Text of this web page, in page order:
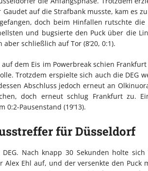
auf die Strafbank musste, kam es
doch beim Hinfallen rutschte
und bugsierte den Puck über die
schließlich auf Tor (8‘20, 0:1).
dem Eis im Powerbreak schien
Trotzdem erspielte sich auch die DEG
Abschluss jedoch erneut an
doch erneut schlug Frankfurt zu.
0:2-Pausenstand (19‘13).
für Düsseldorf
Nach knapp 30 Sekunden holte
Alex Ehl auf, und der versenkte den Puck